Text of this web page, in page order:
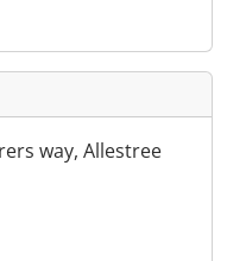
way, Allestree